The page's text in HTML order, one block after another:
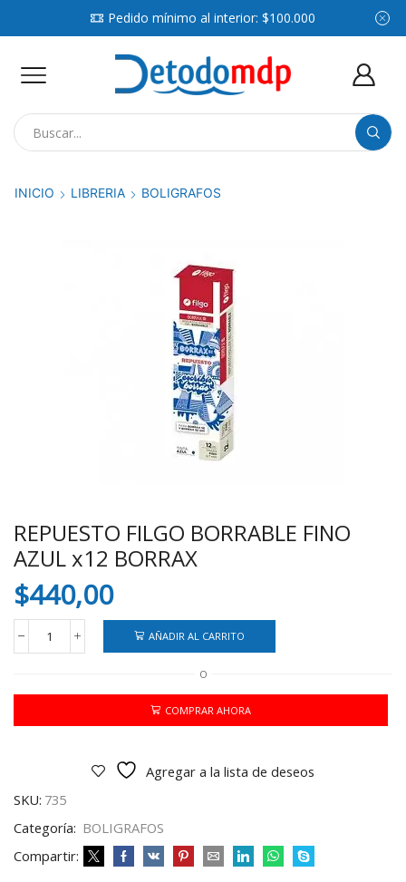
Pedido mínimo al interior: $100.000
INICIO LIBRERIA BOLIGRAFOS
REPUESTO FILGO BORRABLE FINO
AZUL x12 BORRAX
$440,00
REPUESTO
FILGO
FINO
x12
AÑADIR AL CARRITO
O
COMPRAR AHORA
Agregar a la lista de deseos
SKU: 735
Categoría: BOLIGRAFOS
Compartir: